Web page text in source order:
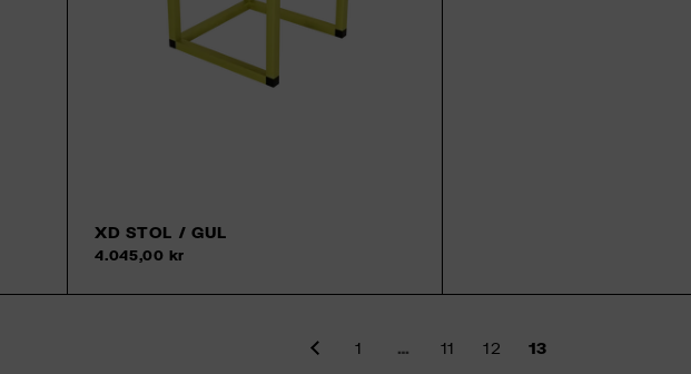
XD STOL / GUL
4.045,00 kr
1 … 11 12 13